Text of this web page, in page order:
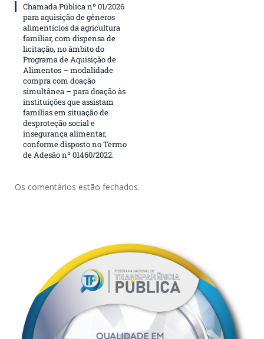
Chamada Pública nº 01/2026
para aquisição de gêneros
alimentícios da agricultura
familiar, com dispensa de
licitação, no âmbito do
Programa de Aquisição de
Alimentos – modalidade
compra com doação
simultânea – para doação às
instituições que assistam
famílias em situação de
desproteção social e
insegurança alimentar,
conforme disposto no Termo
de Adesão nº 01460/2022.
Os comentários estão fechados.